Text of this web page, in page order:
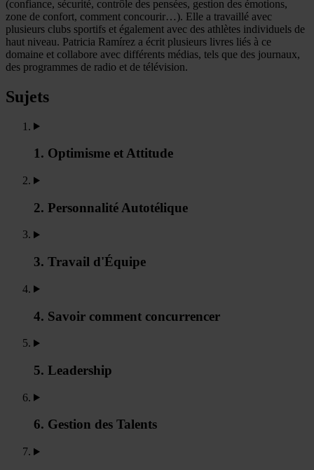
(confiance, sécurité, contrôle des pensées, gestion des émotions,
zone de confort, comment concourir…). Elle a travaillé avec
plusieurs clubs sportifs et également avec des athlètes individuels de
haut niveau. Patricia Ramírez a écrit plusieurs livres liés à ce
domaine et collabore avec différents médias, tels que des journaux,
des programmes de radio et de télévision.
Sujets
1. Optimisme et Attitude
2. Personnalité Autotélique
3. Travail d'Équipe
4. Savoir comment concurrencer
5. Leadership
6. Gestion des Talents